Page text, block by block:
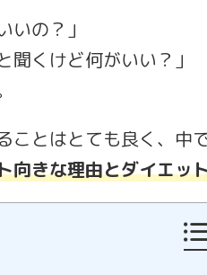
いの？」
聞くけど何がいい？」
ことはとても良く、中
向きな理由とダイエッ